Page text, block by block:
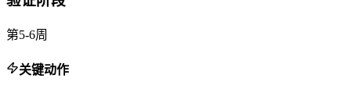
第5-6周
关键动作